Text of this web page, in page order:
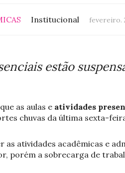
Institucional fevereiro.
estão
as aulas e atividades
chuvas da última sexta-
atividades acadêmicas e
porém a sobrecarga de